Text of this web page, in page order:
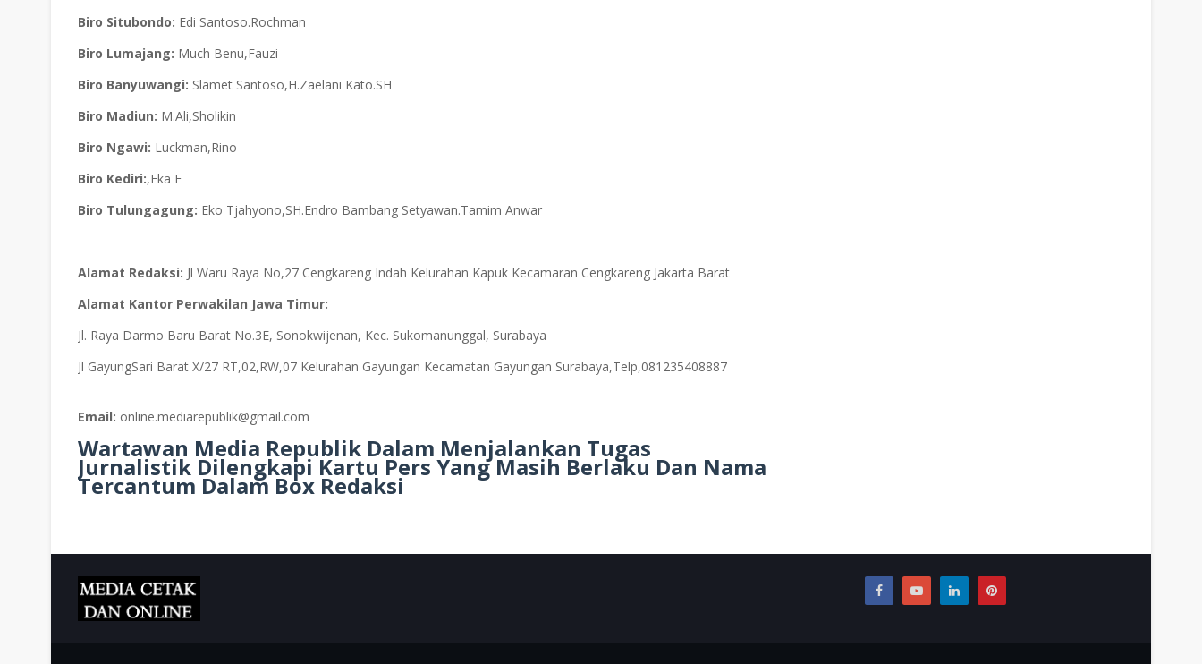
Biro Situbondo: Edi Santoso.Rochman
Biro Lumajang: Much Benu,Fauzi
Biro Banyuwangi: Slamet Santoso,H.Zaelani Kato.SH
Biro Madiun: M.Ali,Sholikin
Biro Ngawi: Luckman,Rino
Biro Kediri:,Eka F
Biro Tulungagung: Eko Tjahyono,SH.Endro Bambang Setyawan.Tamim Anwar
Alamat Redaksi: Jl Waru Raya No,27 Cengkareng Indah Kelurahan Kapuk Kecamaran Cengkareng Jakarta Barat
Alamat Kantor Perwakilan Jawa Timur:
Jl. Raya Darmo Baru Barat No.3E, Sonokwijenan, Kec. Sukomanunggal, Surabaya
Jl GayungSari Barat X/27 RT,02,RW,07 Kelurahan Gayungan Kecamatan Gayungan Surabaya,Telp,081235408887
Email: online.mediarepublik@gmail.com
Wartawan Media Republik Dalam Menjalankan Tugas
Jurnalistik Dilengkapi Kartu Pers Yang Masih Berlaku Dan Nama
Tercantum Dalam Box Redaksi